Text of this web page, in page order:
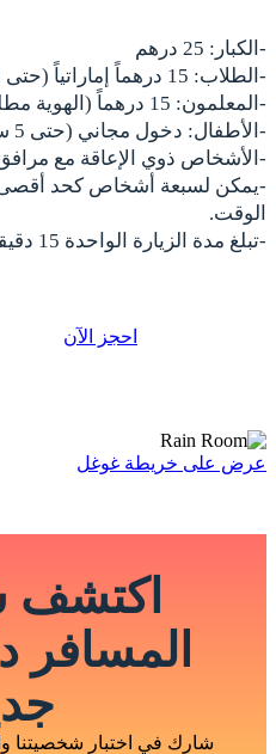
-الكبار: 25 درهم
-الطلاب: 15 درهماً إماراتياً (حتى 22 عاماً – الهوية مطلوبة)
-المعلمون: 15 درهماً (الهوية مطلوبة)
-الأطفال: دخول مجاني (حتى 5 سنوات)
-الأشخاص ذوي الإعاقة مع
-يمكن لسبعة أشخاص كحد
الوقت.
-تبلغ مدة الزيارة الواحدة 15 دقيقة.
احجز الآن
عرض على خريطة غوغل
المسافر
شارك في اختبار شخصيتنا